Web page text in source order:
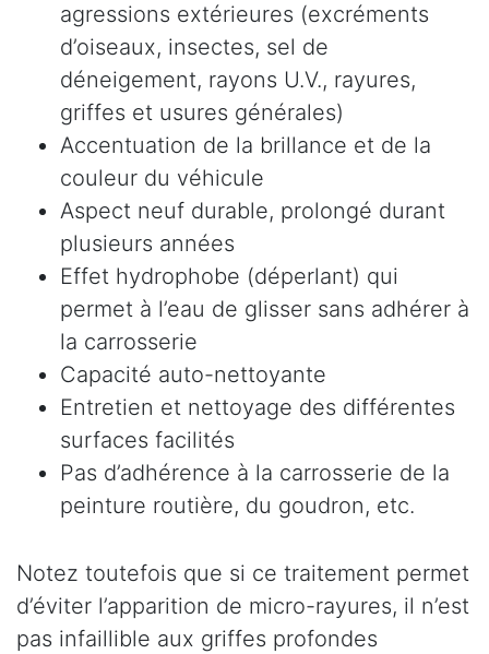
agressions extérieures (excréments
d’oiseaux, insectes, sel de
déneigement, rayons U.V., rayures,
griffes et usures générales)
Accentuation de la brillance et de la
couleur du véhicule
Aspect neuf durable, prolongé durant
plusieurs années
Effet hydrophobe (déperlant) qui
permet à l’eau de glisser sans adhérer à
la carrosserie
Capacité auto-nettoyante
Entretien et nettoyage des différentes
surfaces facilités
Pas d’adhérence à la carrosserie de la
peinture routière, du goudron, etc.
Notez toutefois que si ce traitement permet
d’éviter l’apparition de micro-rayures, il n’est
pas infaillible aux griffes profondes